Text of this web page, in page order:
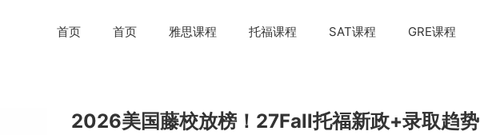
首页 首页 雅思课程 托福课程 SAT课程 GRE课程
2026美国藤校放榜！27Fall托福新政+录取趋势